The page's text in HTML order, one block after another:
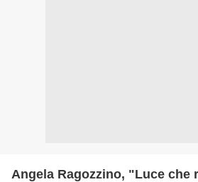
Angela Ragozzino, "Luce che